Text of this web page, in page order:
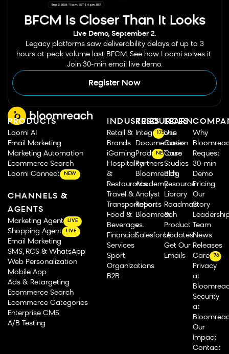
BFCM Is Closer Than It Looks
Live Demo, September 2.
Legacy platforms saw deliverability delays of up to 3
hours at peak volume last BFCM. See how Loomi solves it.
Join 30-min email live demo.
Register Now
PRODUCTS
Loomi AI
Email Marketing
Marketing Automation
Ecommerce Search
Loomi Connect
NEW
CHANNELS &
AGENTS
Marketing Agent LIVE
Shopping Agent LIVE
Email Marketing
SMS, RCS & WhatsApp
Web Personalization
Mobile App
Ads & Retargeting
Ecommerce Search
Ecommerce Categories
Enterprise CMS
A/B Testing
INDUSTRIES
Retail &
Brands
iGaming
Hospitality
&
Restaurants
Travel &
Transportation
Food &
Beverage
Financial
Services
Sport
Organizations
B2B
RESOURCES
Integrations
175
Documentation
Product Tours
NEW
Partners
Bloomreach
Academy
Analyst
Reports
Bloomreach
vs.
Salesforce
LEARN
Use
Cases
Case
Studies
Blog
Resource
Library
Roadmap
&
Product
Updates
Get Our
Emails
Why
Request
30-min
Demo
Pricing
Our
Story
Team
News
Releases
Careers
76
Privacy
at
Security
at
Our
Impact
Contact